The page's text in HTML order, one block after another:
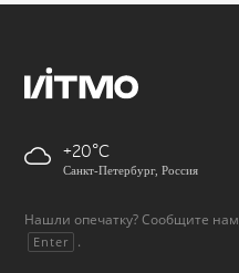
+20
Санкт-Петербург, Россия
Нашли опечатку? Сообщите
Enter .